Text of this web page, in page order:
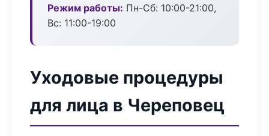
Режим работы: Пн-Сб: 10:00-21:00,
Вс: 11:00-19:00
Уходовые процедуры
для лица в Череповец